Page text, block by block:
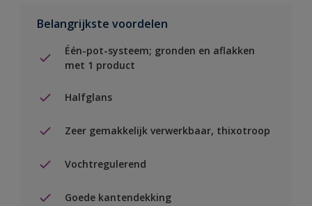
Belangrijkste voordelen
Één-pot-systeem; gronden en aflakken
met 1 product
Halfglans
Zeer gemakkelijk verwerkbaar, thixotroop
Vochtregulerend
Goede kantendekking